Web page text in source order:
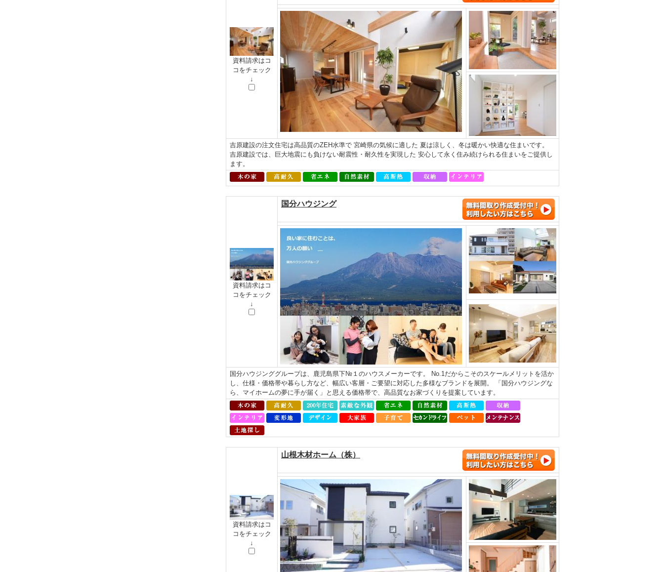
資料請求はコ
コをチェック
↓
吉原建設の注文住宅は高品質のZEH水準で 宮崎県の気候に適した 夏は涼しく、冬は暖かい快適な住まいです。
吉原建設では、巨大地震にも負けない耐震性・耐久性を実現した 安心して永く住み続けられる住まいをご提供し
ます。
資料請求はコ
コをチェック
↓
国分ハウジング
国分ハウジンググループは、鹿児島県下№１のハウスメーカーです。 No.1だからこそのスケールメリットを活か
し、仕様・価格帯や暮らし方など、幅広い客層・ご要望に対応した多様なブランドを展開。 「国分ハウジングな
ら、マイホームの夢に手が届く」と思える価格帯で、高品質なお家づくりを提案しています。
資料請求はコ
コをチェック
↓
山根木材ホーム（株）